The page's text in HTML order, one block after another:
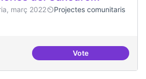
març 2022
Projectes comunitaris
VoteProjecte